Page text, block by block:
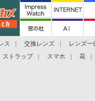
ス 交換レンズ レンズ一
ストラップ スマホ 花